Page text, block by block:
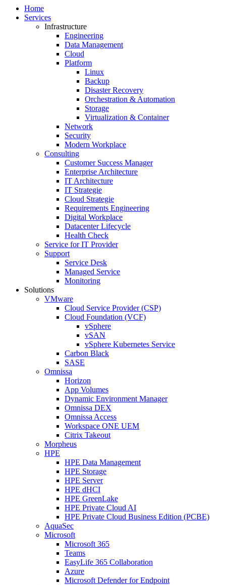
Home
Services
Infrastructure
Engineering
Data Management
Cloud
Platform
Linux
Backup
Disaster Recovery
Orchestration & Automation
Storage
Virtualization & Container
Network
Security
Modern Workplace
Consulting
Customer Success Manager
Enterprise Architecture
IT Architecture
IT Strategie
Cloud Strategie
Requirements Engineering
Digital Workplace
Datacenter Lifecycle
Health Check
Service for IT Provider
Support
Service Desk
Managed Service
Monitoring
Solutions
VMware
Cloud Service Provider (CSP)
Cloud Foundation (VCF)
vSphere
vSAN
vSphere Kubernetes Service
Carbon Black
SASE
Omnissa
Horizon
App Volumes
Dynamic Environment Manager
Omnissa DEX
Omnissa Access
Workspace ONE UEM
Citrix Takeout
Morpheus
HPE
HPE Data Management
HPE Storage
HPE Server
HPE dHCI
HPE GreenLake
HPE Private Cloud AI
HPE Private Cloud Business Edition (PCBE)
AquaSec
Microsoft
Microsoft 365
Teams
EasyLife 365 Collaboration
Azure
Microsoft Defender for Endpoint